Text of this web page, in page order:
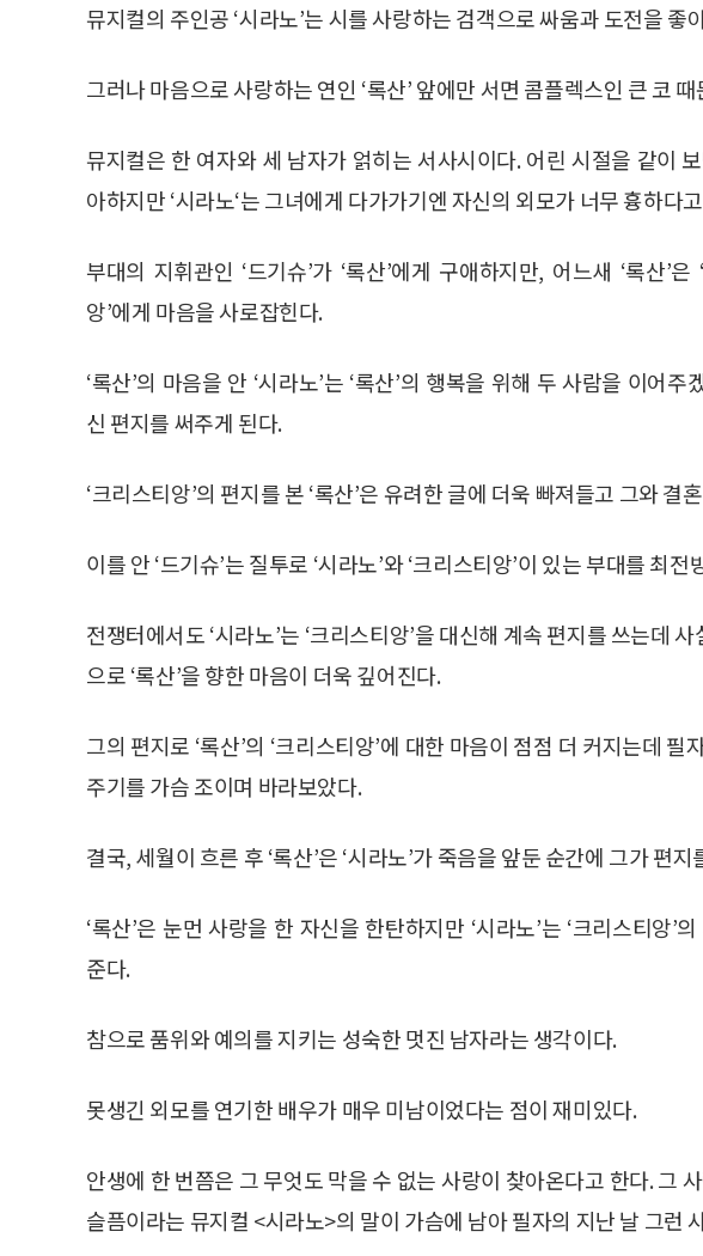
뮤지컬의 주인공 ‘시라노’는 시를 사랑하는 검객으로 싸움과 도전을 좋
그러나 마음으로 사랑하는 연인 ‘록산’ 앞에만 서면 콤플렉스인 큰 코
뮤지컬은 한 여자와 세 남자가 얽히는 서사시이다. 어린 시절을 같이
아하지만 ‘시라노‘는 그녀에게 다가가기엔 자신의 외모가 너무 흉하다
부대의 지휘관인 ‘드기슈’가 ‘록산’에게 구애하지만, 어느새 ‘록산’
앙’에게 마음을 사로잡힌다.
‘록산’의 마음을 안 ‘시라노’는 ‘록산’의 행복을 위해 두 사람을 이어
신 편지를 써주게 된다.
‘크리스티앙’의 편지를 본 ‘록산’은 유려한 글에 더욱 빠져들고 그와 결
이를 안 ‘드기슈’는 질투로 ‘시라노’와 ‘크리스티앙’이 있는 부대를 최
전쟁터에서도 ‘시라노’는 ‘크리스티앙’을 대신해 계속 편지를 쓰는데
으로 ‘록산’을 향한 마음이 더욱 깊어진다.
그의 편지로 ‘록산’의 ‘크리스티앙’에 대한 마음이 점점 더 커지는데 필
주기를 가슴 조이며 바라보았다.
결국, 세월이 흐른 후 ‘록산’은 ‘시라노’가 죽음을 앞둔 순간에 그가 편
‘록산’은 눈먼 사랑을 한 자신을 한탄하지만 ‘시라노’는 ‘크리스티앙’
준다.
참으로 품위와 예의를 지키는 성숙한 멋진 남자라는 생각이다.
못생긴 외모를 연기한 배우가 매우 미남이었다는 점이 재미있다.
안생에 한 번쯤은 그 무엇도 막을 수 없는 사랑이 찾아온다고 한다. 그
슬픔이라는 뮤지컬 <시라노>의 말이 가슴에 남아 필자의 지난 날 그런